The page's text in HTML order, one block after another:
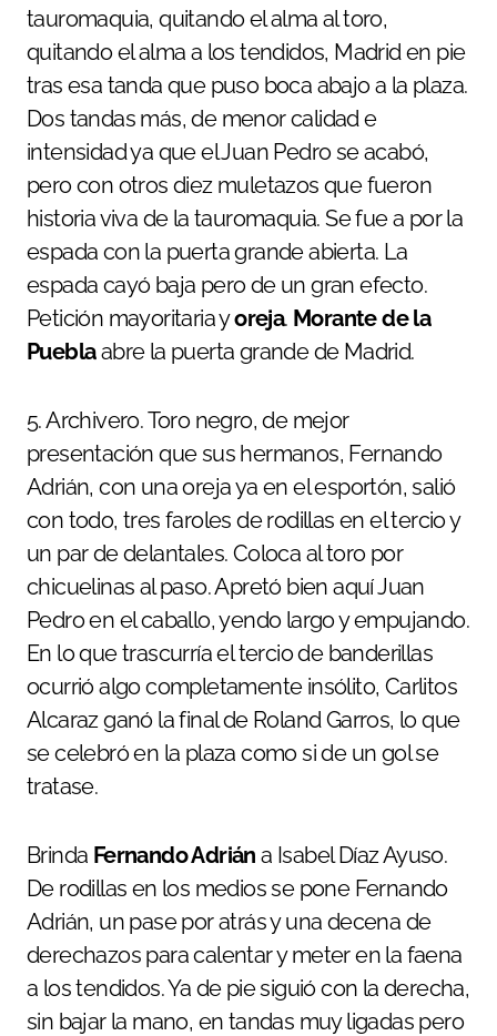
tauromaquia, quitando el alma al toro,
quitando el alma a los tendidos, Madrid en pie
tras esa tanda que puso boca abajo a la plaza.
Dos tandas más, de menor calidad e
intensidad ya que el Juan Pedro se acabó,
pero con otros diez muletazos que fueron
historia viva de la tauromaquia. Se fue a por la
espada con la puerta grande abierta. La
espada cayó baja pero de un gran efecto.
Petición mayoritaria yoreja. Morante de la
Pueblaabre la puerta grande de Madrid.
5. Archivero. Toro negro, de mejor
presentación que sus hermanos, Fernando
Adrián, con una oreja ya en el esportón, salió
con todo, tres faroles de rodillas en el tercio y
un par de delantales. Coloca al toro por
chicuelinas al paso. Apretó bien aquí Juan
Pedro en el caballo, yendo largo y empujando.
En lo que trascurría el tercio de banderillas
ocurrió algo completamente insólito, Carlitos
Alcaraz ganó la final de Roland Garros, lo que
se celebró en la plaza como si de un gol se
tratase.
Brinda Fernando Adrián a Isabel Díaz Ayuso.
De rodillas en los medios se pone Fernando
Adrián, un pase por atrás y una decena de
derechazos para calentar y meter en la faena
a los tendidos. Ya de pie siguió con la derecha,
sin bajar la mano, en tandas muy ligadas pero